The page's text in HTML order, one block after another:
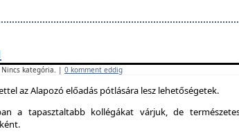
kategória. | 0 komment eddig
az Alapozó előadás pótlására lesz lehetőségetek.
a tapasztaltabb kollégákat várjuk, de